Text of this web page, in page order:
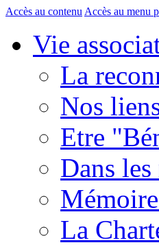
Accès au contenu Accès au menu
Vie
La
Nos
Etre
Dans les
La